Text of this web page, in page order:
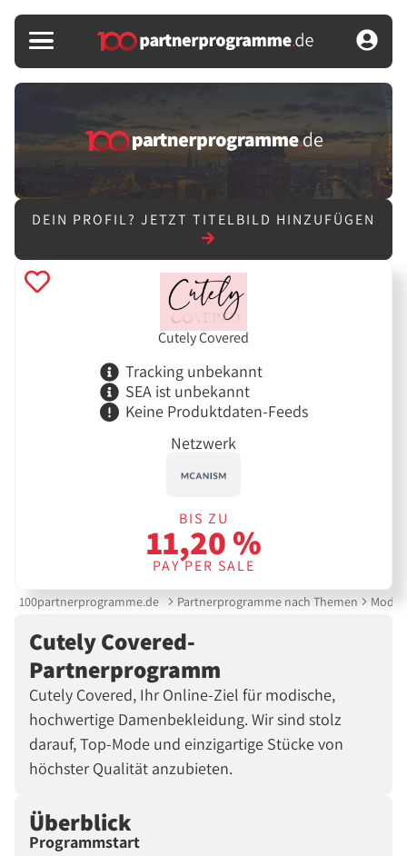
DEIN PROFIL? JETZT TITELBILD HINZUFÜGEN
Cutely Covered
Tracking unbekannt
SEA ist unbekannt
Keine Produktdaten-Feeds
Netzwerk
BIS ZU
11,20 %
PAY PER SALE
100partnerprogramme.de Partnerprogramme nach Themen Mode
Cutely Covered-
Partnerprogramm
Cutely Covered, Ihr Online-Ziel für modische,
hochwertige Damenbekleidung. Wir sind stolz
darauf, Top-Mode und einzigartige Stücke von
höchster Qualität anzubieten.
Überblick
Programmstart